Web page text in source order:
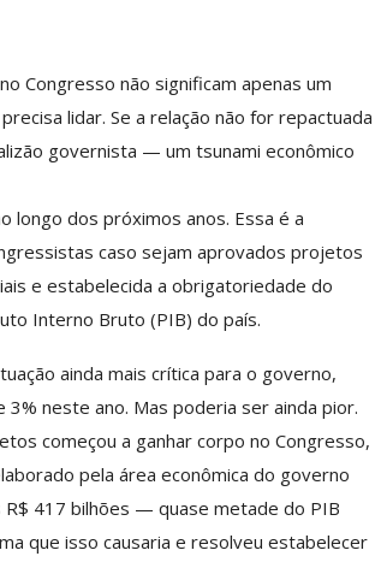
Congresso não significam apenas um
lidar. Se a relação não for repactuada
governista — um tsunami econômico
longo dos próximos anos. Essa é a
caso sejam aprovados projetos
e estabelecida a obrigatoriedade do
Interno Bruto (PIB) do país.
ainda mais crítica para o governo,
neste ano. Mas poderia ser ainda pior.
começou a ganhar corpo no Congresso,
pela área econômica do governo
417 bilhões — quase metade do PIB
que isso causaria e resolveu estabelecer
Presidente Da ASSECOR
Comunicacao 5 ago, 2026
IMPRENSA